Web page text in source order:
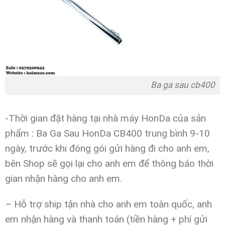
Ba ga sau cb400
-Thời gian đặt hàng tại nhà máy HonDa của sản
phẩm : Ba Ga Sau HonDa CB400 trung bình 9-10
ngày, trước khi đóng gói gửi hàng đi cho anh em,
bên Shop sẽ gọi lại cho anh em để thông báo thời
gian nhận hàng cho anh em.
– Hỗ trợ ship tận nhà cho anh em toàn quốc, anh
em nhận hàng và thanh toán (tiền hàng + phí gửi